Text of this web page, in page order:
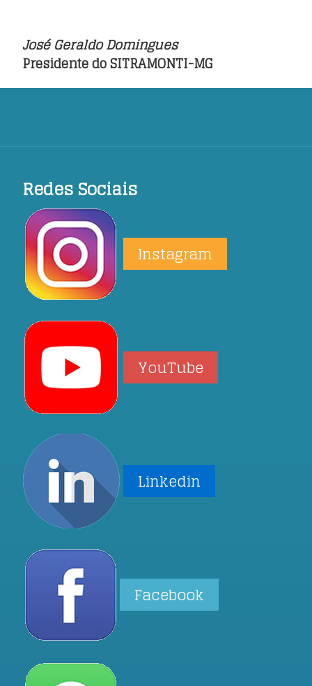
José Geraldo Domingues
Presidente do SITRAMONTI-MG
Redes Sociais
Instagram
YouTube
Linkedin
Facebook